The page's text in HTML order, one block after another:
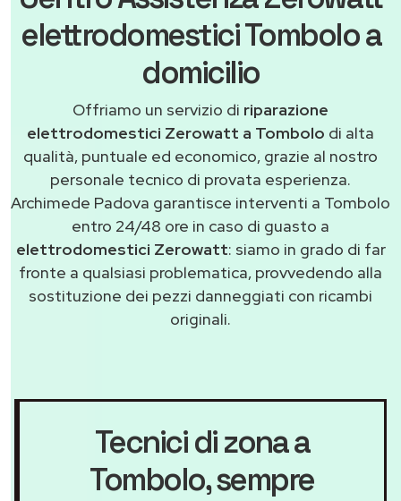
elettrodomestici Tombolo a
domicilio
Offriamo un servizio di riparazione
elettrodomestici Zerowatt a Tombolo di alta
qualità, puntuale ed economico, grazie al nostro
personale tecnico di provata esperienza.
Archimede Padova garantisce interventi a Tombolo
entro 24/48 ore in caso di guasto a
elettrodomestici Zerowatt: siamo in grado di far
fronte a qualsiasi problematica, provvedendo alla
sostituzione dei pezzi danneggiati con ricambi
originali.
Tecnici di zona a
Tombolo, sempre